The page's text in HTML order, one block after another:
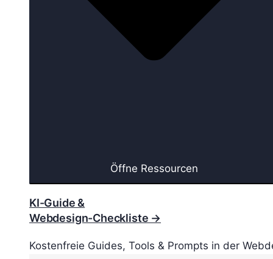
Öffne Ressourcen
KI-Guide &
Webdesign-Checkliste →
Kostenfreie Guides, Tools & Prompts in der